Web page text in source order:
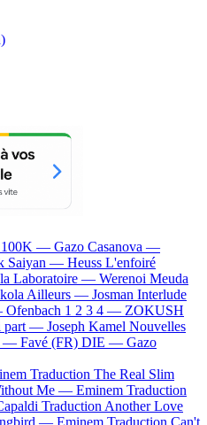
100K — Gazo Casanova —
Saiyan — Heuss L'enfoiré
Laboratoire — Werenoi Meuda
Ailleurs — Josman Interlude
Ofenbach 1 2 3 4 — ZOKUSH
part — Joseph Kamel Nouvelles
— Favé (FR) DIE — Gazo
Traduction The Real Slim
Me — Eminem Traduction
Traduction Another Love
— Eminem Traduction Can't